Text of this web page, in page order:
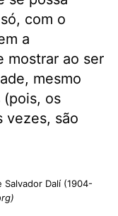
com o
a
mostrar ao ser
mesmo
(pois, os
vezes, são
Salvador Dalí (1904-